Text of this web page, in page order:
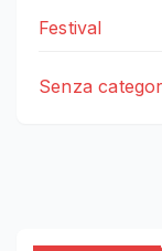
Festival
Senza